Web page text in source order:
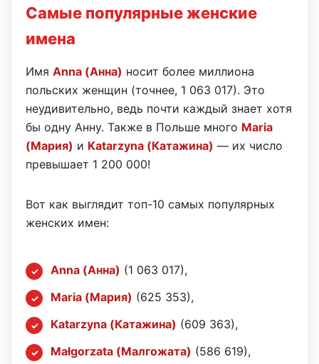
Самые популярные женские
имена
Имя Anna (Анна) носит более миллиона
польских женщин (точнее, 1 063 017). Это
неудивительно, ведь почти каждый знает хотя
бы одну Анну. Также в Польше много Maria
(Мария) и Katarzyna (Катажина) — их число
превышает 1 200 000!
Вот как выглядит топ-10 самых популярных
женских имен:
Anna (Анна) (1 063 017),
Maria (Мария) (625 353),
Katarzyna (Катажина) (609 363),
Małgorzata (Малгожата) (586 619),